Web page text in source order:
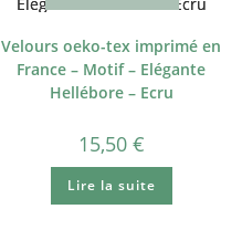
Velours oeko-tex imprimé en
France – Motif – Elégante
Hellébore – Ecru
15,50 €
Lire la suite